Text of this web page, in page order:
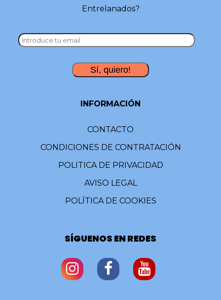
Entrelanados?
INFORMACIÓN
CONTACTO
CONDICIONES DE CONTRATACIÓN
POLITICA DE PRIVACIDAD
AVISO LEGAL
POLÍTICA DE COOKIES
SÍGUENOS EN REDES